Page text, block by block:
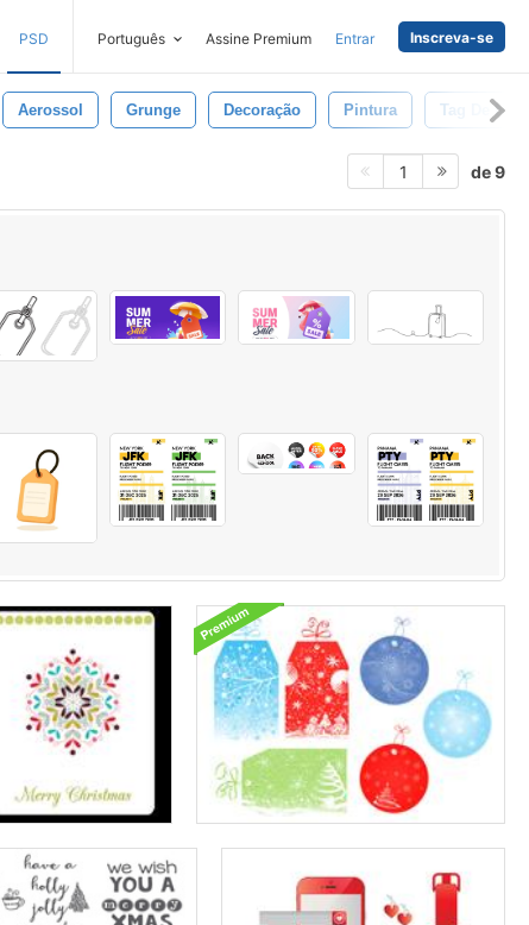
PSD Português Assine Premium Entrar Inscreva-se
Aerossol Grunge Decoração Pintura Tag De
1 de 9